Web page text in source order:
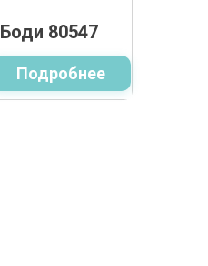
Боди 80547
Подробнее